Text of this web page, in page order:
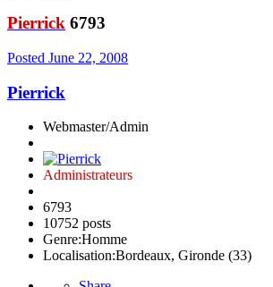
Pierrick 6793
Posted June 22, 2008
Pierrick
Webmaster/Admin
Administrateurs
6793
10752 posts
Genre:Homme
Localisation:Bordeaux, Gironde (33)